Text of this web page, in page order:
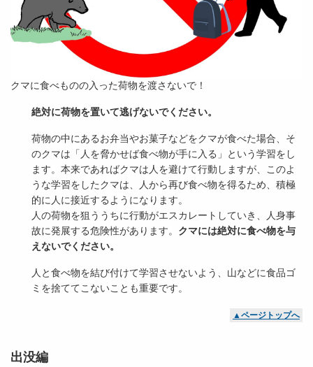
クマに食べものの入った荷物を渡さないで！
絶対に荷物を置いて逃げないでください。
荷物の中にあるお弁当やお菓子などをクマが食べた場合、そ
のクマは「人を脅かせば食べ物が手に入る」という学習をし
ます。本来であればクマは人を避けて行動しますが、このよ
うな学習をしたクマは、人から再び食べ物を得るため、積極
的に人に接近するようになります。
人の荷物を狙ううちに行動がエスカレートしていき、人身事
故に発展する危険性があります。 クマには絶対に食べ物を与
えないでください。
人と食べ物を結び付けて学習させないよう、山などに食品ゴ
ミを捨ててこないことも重要です。
▲ページトップへ
出没編